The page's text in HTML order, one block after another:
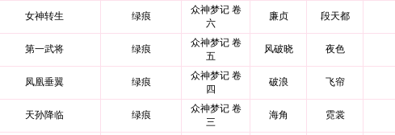
女神转生 绿痕
众神梦记 卷
六
廉贞 段天都
第一武将 绿痕
众神梦记 卷
五
风破晓 夜色
凤凰垂翼 绿痕
众神梦记 卷
四
破浪 飞帘
天孙降临 绿痕
众神梦记 卷
三
海角 霓裳